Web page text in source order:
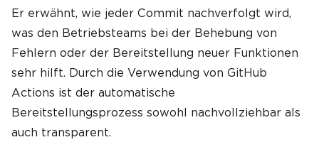
Er erwähnt, wie jeder Commit nachverfolgt wird,
was den Betriebsteams bei der Behebung von
Fehlern oder der Bereitstellung neuer Funktionen
sehr hilft. Durch die Verwendung von GitHub
Actions ist der automatische
Bereitstellungsprozess sowohl nachvollziehbar als
auch transparent.